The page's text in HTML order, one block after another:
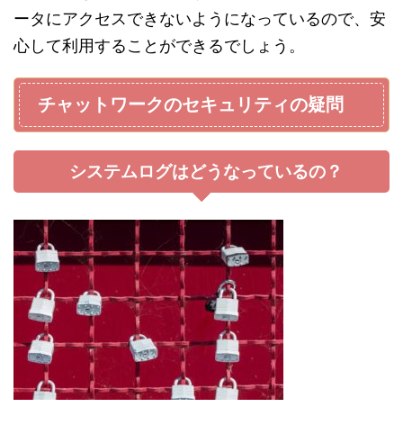
ータにアクセスできないようになっているので、安
心して利用することができるでしょう。
チャットワークのセキュリティの疑問
システムログはどうなっているの？